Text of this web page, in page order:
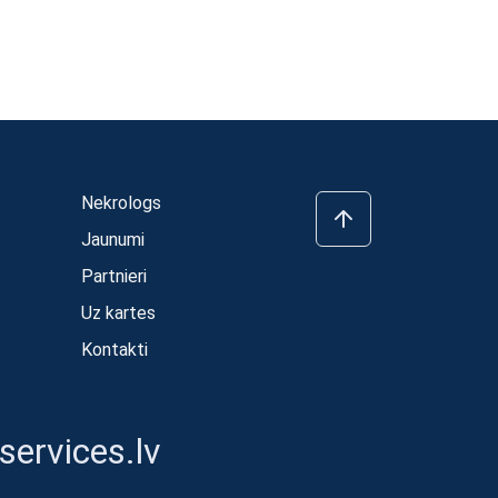
Nekrologs
Jaunumi
Partnieri
Uz kartes
Kontakti